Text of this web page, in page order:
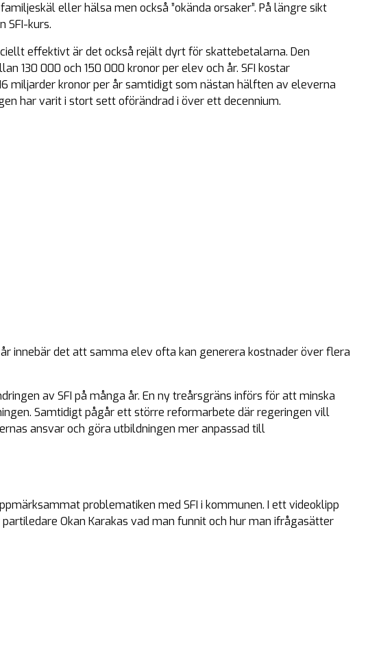
eller hälsa men också ”okända orsaker”. På längre sikt
SFI-kurs.
effektivt är det också rejält dyrt för skattebetalarna. Den
130 000 och 150 000 kronor per elev och år. SFI kostar
miljarder kronor per år samtidigt som nästan hälften av eleverna
har varit i stort sett oförändrad i över ett decennium.
innebär det att samma elev ofta kan generera kostnader över flera
av SFI på många år. En ny treårsgräns införs för att minska
Samtidigt pågår ett större reformarbete där regeringen vill
ansvar och göra utbildningen mer anpassad till
problematiken med SFI i kommunen. I ett videoklipp
Okan Karakas vad man funnit och hur man ifrågasätter